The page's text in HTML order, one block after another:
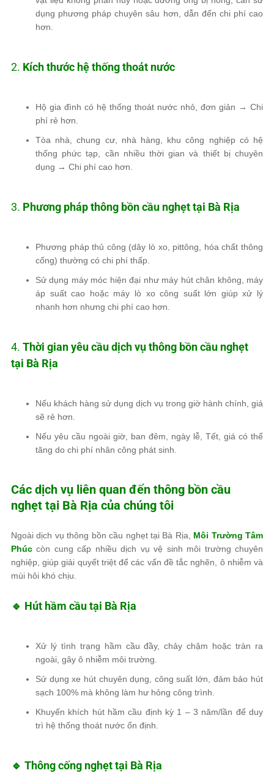
dụng phương pháp chuyên sâu hơn, dẫn đến chi phí cao
hơn.
2. Kích thước hệ thống thoát nước
Hộ gia đình có hệ thống thoát nước nhỏ, đơn giản → Chi
phí rẻ hơn
Tòa nhà, chung cư, nhà hàng, khu công nghiệpcó hệ
thống phức tạp, cần nhiều thời gian và thiết bị chuyên
dụng → Chi phí cao hơn
3. Phương pháp thông bồn cầu nghẹt tại Bà Rịa
Phương pháp thủ công (dây lò xo, pittông, hóa chất thông
cống) thường có chi phí thấp.
Sử dụng máy móc hiện đại như máy hút chân không, máy
áp suất cao hoặc máy lò xo công suất lớn giúp xử lý
nhanh hơn nhưng chi phí cao hơn.
4. Thời gian yêu cầu dịch vụ thông bồn cầu nghẹt
tại Bà Rịa
Nếu khách hàng sử dụng dịch vụ trong giờ hành chính , giá
sẽ rẻ hơn
Nếu yêu cầu ngoài giờ, ban đêm, ngày lễ, Tết , giá có thể
tăng do chi phí nhân công phát sinh
Các dịch vụ liên quan đến thông bồn cầu
nghẹt tại Bà Rịa của chúng tôi
Ngoàidịch vụ thông bồn cầu nghẹt tại Bà Rịa
Môi Trường Tâm
Phúc còn cung cấp nhiều dịch vụvệ sinh môi trường chuyên
nghiệp , giúp giải quyết triệt để các vấn đề tắc nghẽn, ô nhiễm và
mùi hôi khó chịu.
🔹 Hút hầm cầu tại Bà Rịa
Xử lý tình trạng hầm cầu đầy, chảy chậm hoặc tràn ra
ngoài , gây ô nhiễm môi trường.
Sử dụngxe hút chuyên dụng, công suất lớn , đảm bảo hút
sạch 100% mà không làm hư hỏng công trình.
Khuyến khích hút hầm cầu định kỳ 1 – 3 năm/lần đểduy
trì hệ thống thoát nước ổn định
🔹 Thông cống nghẹt tại Bà Rịa